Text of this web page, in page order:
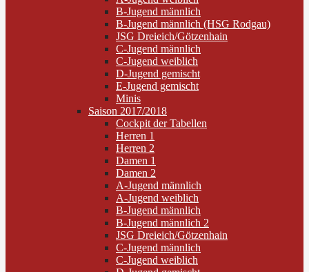
B-Jugend männlich
B-Jugend männlich (HSG Rodgau)
JSG Dreieich/Götzenhain
C-Jugend männlich
C-Jugend weiblich
D-Jugend gemischt
E-Jugend gemischt
Minis
Saison 2017/2018
Cockpit der Tabellen
Herren 1
Herren 2
Damen 1
Damen 2
A-Jugend männlich
A-Jugend weiblich
B-Jugend männlich
B-Jugend männlich 2
JSG Dreieich/Götzenhain
C-Jugend männlich
C-Jugend weiblich